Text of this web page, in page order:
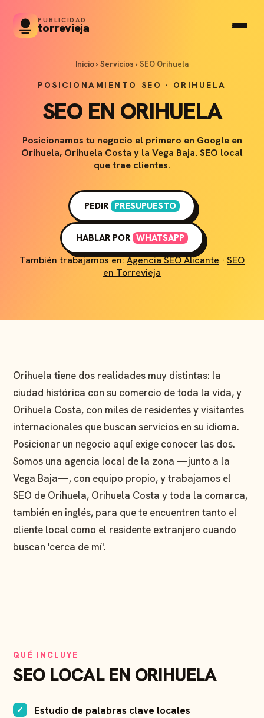
PUBLICIDAD
torrevieja
Inicio› Servicios › SEO Orihuela
POSICIONAMIENTO SEO · ORIHUELA
SEO EN ORIHUELA
Posicionamos tu negocio el primero en Google en
Orihuela, Orihuela Costa y la Vega Baja. SEO local
que trae clientes.
PEDIR PRESUPUESTO
HABLAR POR WHATSAPP
También trabajamos en:Agencia SEO Alicante · SEO
en Torrevieja
Orihuela tiene dos realidades muy distintas: la
ciudad histórica con su comercio de toda la vida, y
Orihuela Costa, con miles de residentes y visitantes
internacionales que buscan servicios en su idioma.
Posicionar un negocio aquí exige conocer las dos.
Somos una agencia local de la zona —junto a la
Vega Baja—, con equipo propio, y trabajamos el
SEO de Orihuela, Orihuela Costa y toda la comarca,
también en inglés, para que te encuentren tanto el
cliente local como el residente extranjero cuando
buscan 'cerca de mí'.
QUÉ INCLUYE
SEO LOCAL EN ORIHUELA
Estudio de palabras clave locales